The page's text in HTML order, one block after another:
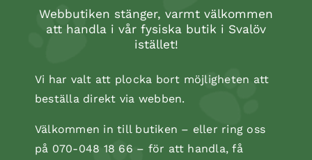
Kopåse
Webbutiken stänger, varmt välkommen
att handla i vår fysiska butik i Svalöv
istället!
Vi har valt att plocka bort möjligheten att
beställa direkt via webben.
Välkommen in till butiken – eller ring oss
på 070-048 18 66 – för att handla, få